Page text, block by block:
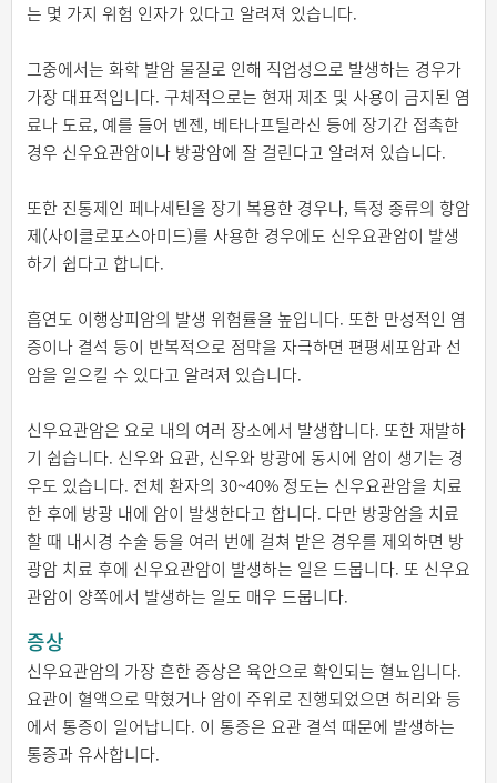
는 몇 가지 위험 인자가 있다고 알려져 있습니다.
그중에서는 화학 발암 물질로 인해 직업성으로 발생하는 경우가
가장 대표적입니다. 구체적으로는 현재 제조 및 사용이 금지된 염
료나 도료, 예를 들어 벤젠, 베타나프틸라신 등에 장기간 접촉한
경우 신우요관암이나 방광암에 잘 걸린다고 알려져 있습니다.
또한 진통제인 페나세틴을 장기 복용한 경우나, 특정 종류의 항암
제(사이클로포스아미드)를 사용한 경우에도 신우요관암이 발생
하기 쉽다고 합니다.
흡연도 이행상피암의 발생 위험률을 높입니다. 또한 만성적인 염
증이나 결석 등이 반복적으로 점막을 자극하면 편평세포암과 선
암을 일으킬 수 있다고 알려져 있습니다.
신우요관암은 요로 내의 여러 장소에서 발생합니다. 또한 재발하
기 쉽습니다. 신우와 요관, 신우와 방광에 동시에 암이 생기는 경
우도 있습니다. 전체 환자의 30~40% 정도는 신우요관암을 치료
한 후에 방광 내에 암이 발생한다고 합니다. 다만 방광암을 치료
할 때 내시경 수술 등을 여러 번에 걸쳐 받은 경우를 제외하면 방
광암 치료 후에 신우요관암이 발생하는 일은 드뭅니다. 또 신우요
관암이 양쪽에서 발생하는 일도 매우 드뭅니다.
증상
신우요관암의 가장 흔한 증상은 육안으로 확인되는 혈뇨입니다.
요관이 혈액으로 막혔거나 암이 주위로 진행되었으면 허리와 등
에서 통증이 일어납니다. 이 통증은 요관 결석 때문에 발생하는
통증과 유사합니다.